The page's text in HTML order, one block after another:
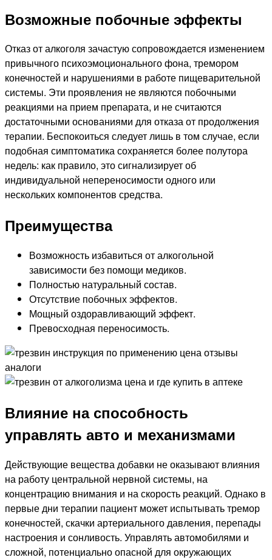
Возможные побочные эффекты
Отказ от алкоголя зачастую сопровождается изменением
привычного психоэмоционального фона, тремором
конечностей и нарушениями в работе пищеварительной
системы. Эти проявления не являются побочными
реакциями на прием препарата, и не считаются
достаточными основаниями для отказа от продолжения
терапии. Беспокоиться следует лишь в том случае, если
подобная симптоматика сохраняется более полутора
недель: как правило, это сигнализирует об
индивидуальной непереносимости одного или
нескольких компонентов средства.
Преимущества
Возможность избавиться от алкогольной
зависимости без помощи медиков.
Полностью натуральный состав.
Отсутствие побочных эффектов.
Мощный оздоравливающий эффект.
Превосходная переносимость.
Влияние на способность
управлять авто и механизмами
Действующие вещества добавки не оказывают влияния
на работу центральной нервной системы, на
концентрацию внимания и на скорость реакций. Однако в
первые дни терапии пациент может испытывать тремор
конечностей, скачки артериального давления, перепады
настроения и сонливость. Управлять автомобилями и
сложной, потенциально опасной для окружающих